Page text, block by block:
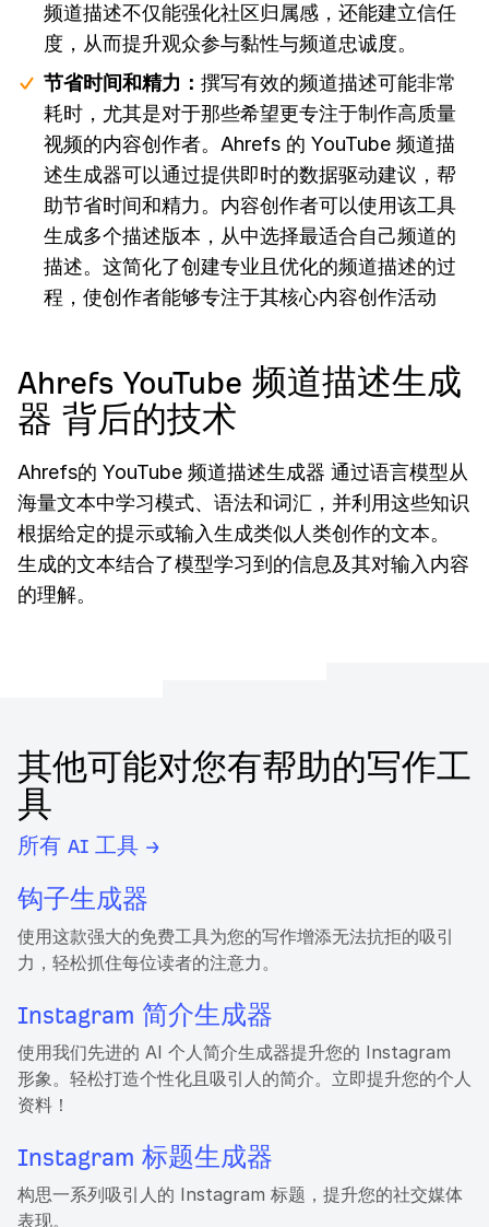
频道描述不仅能强化社区归属感，还能建立信任
度，从而提升观众参与黏性与频道忠诚度。
节省时间和精力： 撰写有效的频道描述可能非常
耗时，尤其是对于那些希望更专注于制作高质量
视频的内容创作者。Ahrefs 的 YouTube 频道描
述生成器可以通过提供即时的数据驱动建议，帮
助节省时间和精力。内容创作者可以使用该工具
生成多个描述版本，从中选择最适合自己频道的
描述。这简化了创建专业且优化的频道描述的过
程，使创作者能够专注于其核心内容创作活动
Ahrefs YouTube 频道描述生成
器 背后的技术
Ahrefs的 YouTube 频道描述生成器 通过语言模型从
海量文本中学习模式、语法和词汇，并利用这些知识
根据给定的提示或输入生成类似人类创作的文本。
生成的文本结合了模型学习到的信息及其对输入内容
的理解。
其他可能对您有帮助的写作工
具
所有 AI 工具 →
钩子生成器
使用这款强大的免费工具为您的写作增添无法抗拒的吸引
力，轻松抓住每位读者的注意力。
Instagram 简介生成器
使用我们先进的 AI 个人简介生成器提升您的 Instagram
形象。轻松打造个性化且吸引人的简介。立即提升您的个人
资料！
Instagram 标题生成器
构思一系列吸引人的 Instagram 标题，提升您的社交媒体
表现。